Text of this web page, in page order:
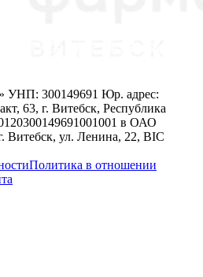
УНП: 300149691 Юр. адрес:
63, г. Витебск, Республика
в ОАО
Витебск, ул. Ленина, 22, BIC
Политика в отношении